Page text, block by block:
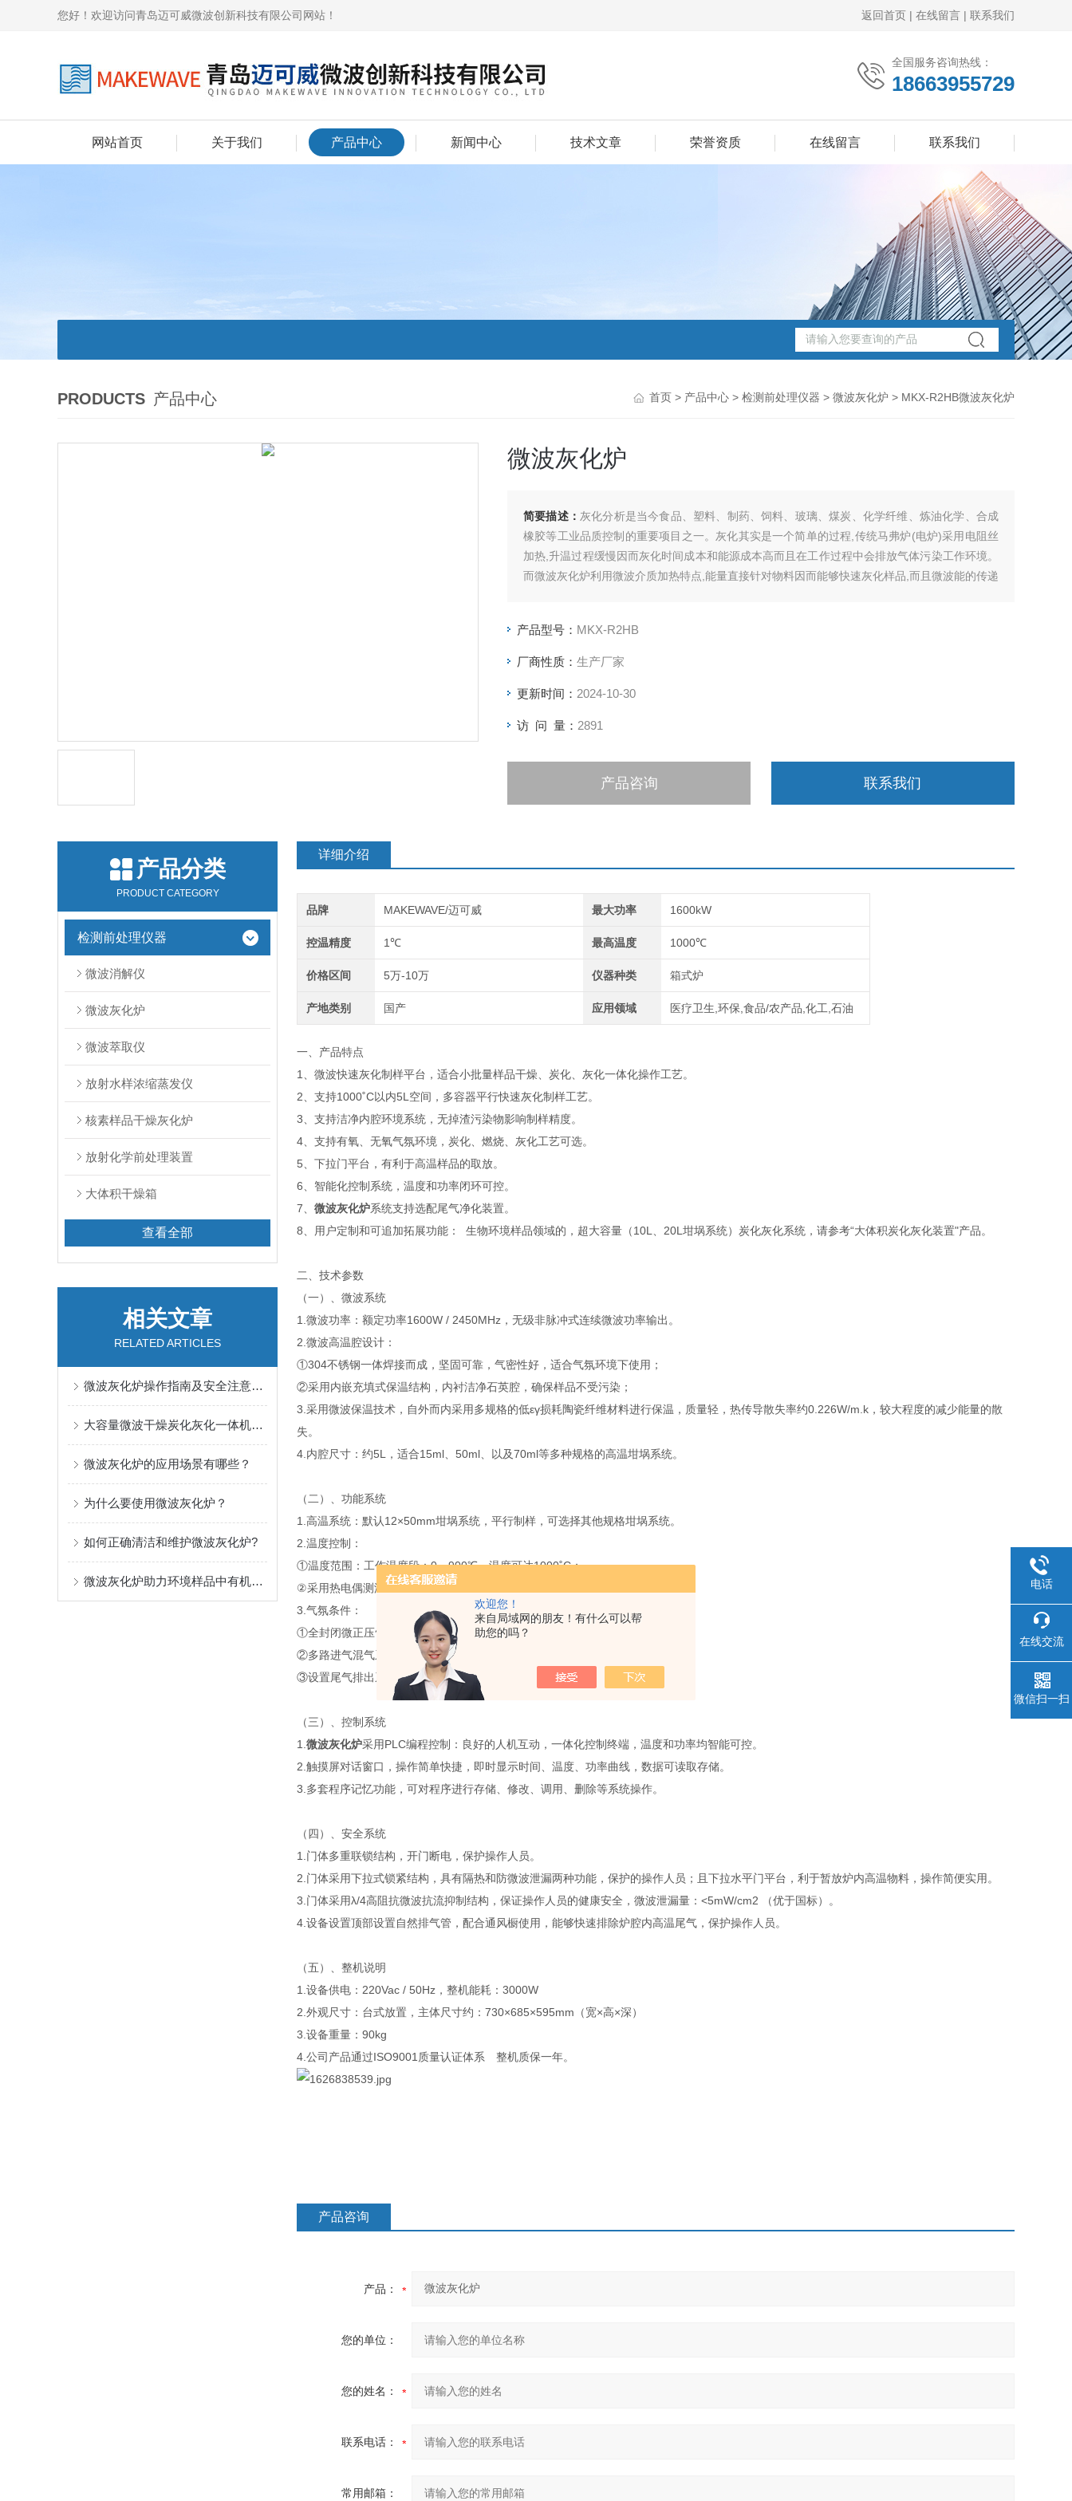
欢迎您！
来自局域网的朋友！有什么可以帮
助您的吗？
您好！欢迎访问青岛迈可威微波创新科技有限公司网站！ 返回首页 | 在线留言 | 联系我们
全国服务咨询热线：
18663955729
网站首页 关于我们 产品中心 新闻中心 技术文章 荣誉资质 在线留言 联系我们
PRODUCTS 产品中心 首页 > 产品中心 > 检测前处理仪器 > 微波灰化炉 > MKX-R2HB微波灰化炉
微波灰化炉
简要描述： 灰化分析是当今食品、塑料、制药、饲料、玻璃、煤炭、化学纤维、炼油化学、合成
橡胶等工业品质控制的重要项目之一。灰化其实是一个简单的过程,传统马弗炉(电炉)采用电阻丝
加热,升温过程缓慢因而灰化时间成本和能源成本高而且在工作过程中会排放气体污染工作环境。
而微波灰化炉利用微波介质加热特点,能量直接针对物料因而能够快速灰化样品,而且微波能的传递
产品型号： MKX-R2HB
厂商性质： 生产厂家
更新时间： 2024-10-30
访 问 量： 2891
产品咨询 联系我们
产品分类
PRODUCT CATEGORY
检测前处理仪器
微波消解仪
微波灰化炉
微波萃取仪
放射水样浓缩蒸发仪
核素样品干燥灰化炉
放射化学前处理装置
大体积干燥箱
查看全部
相关文章
RELATED ARTICLES
微波灰化炉操作指南及安全注意事项
大容量微波干燥炭化灰化一体机的规范使用步骤
微波灰化炉的应用场景有哪些？
为什么要使用微波灰化炉？
如何正确清洁和维护微波灰化炉?
微波灰化炉助力环境样品中有机物分析的应用
详细介绍
品牌 MAKEWAVE/迈可威 最大功率 1600kW
控温精度 1℃ 最高温度 1000℃
价格区间 5万-10万 仪器种类 箱式炉
产地类别 国产 应用领域 医疗卫生,环保,食品/农产品,化工,石油
一、产品特点
1、微波快速灰化制样平台，适合小批量样品干燥、炭化、灰化一体化操作工艺。
2、支持1000˚C以内5L空间，多容器平行快速灰化制样工艺。
3、支持洁净内腔环境系统，无掉渣污染物影响制样精度。
4、支持有氧、无氧气氛环境，炭化、燃烧、灰化工艺可选。
5、下拉门平台，有利于高温样品的取放。
6、智能化控制系统，温度和功率闭环可控。
7、 微波灰化炉系统支持选配尾气净化装置。
8、用户定制和可追加拓展功能： 生物环境样品领域的，超大容量（10L、20L坩埚系统）炭化灰化系统，请参考“大体积炭化灰化装置"产品。
二、技术参数
（一）、微波系统
1.微波功率：额定功率1600W / 2450MHz，无级非脉冲式连续微波功率输出。
2.微波高温腔设计：
①304不锈钢一体焊接而成，坚固可靠，气密性好，适合气氛环境下使用；
②采用内嵌充填式保温结构，内衬洁净石英腔，确保样品不受污染；
3.采用微波保温技术，自外而内采用多规格的低εγ损耗陶瓷纤维材料进行保温，质量轻，热传导散失率约0.226W/m.k，较大程度的减少能量的散
失。
4.内腔尺寸：约5L，适合15ml、50ml、以及70ml等多种规格的高温坩埚系统。
（二）、功能系统
1.高温系统：默认12×50mm坩埚系统，平行制样，可选择其他规格坩埚系统。
2.温度控制：
①温度范围：工作温度段：0～900℃，温度可达1000˚C；
②采用热电偶测温方式；
3.气氛条件：
①全封闭微正压气氛系统，进出气可控。
②多路进气混气系统（根据工艺选配）。
③设置尾气排出系统，预留尾气净化装置接口。
（三）、控制系统
1. 微波灰化炉采用PLC编程控制：良好的人机互动，一体化控制终端，温度和功率均智能可控。
2.触摸屏对话窗口，操作简单快捷，即时显示时间、温度、功率曲线，数据可读取存储。
3.多套程序记忆功能，可对程序进行存储、修改、调用、删除等系统操作。
（四）、安全系统
1.门体多重联锁结构，开门断电，保护操作人员。
2.门体采用下拉式锁紧结构，具有隔热和防微波泄漏两种功能，保护的操作人员；且下拉水平门平台，利于暂放炉内高温物料，操作简便实用。
3.门体采用λ/4高阻抗微波抗流抑制结构，保证操作人员的健康安全，微波泄漏量：<5mW/cm2 （优于国标）。
4.设备设置顶部设置自然排气管，配合通风橱使用，能够快速排除炉腔内高温尾气，保护操作人员。
（五）、整机说明
1.设备供电：220Vac / 50Hz，整机能耗：3000W
2.外观尺寸：台式放置，主体尺寸约：730×685×595mm（宽×高×深）
3.设备重量：90kg
4.公司产品通过ISO9001质量认证体系 整机质保一年。
产品咨询
产品：
您的单位：
您的姓名：
联系电话：
常用邮箱：
电话
在线交流
微信扫一扫